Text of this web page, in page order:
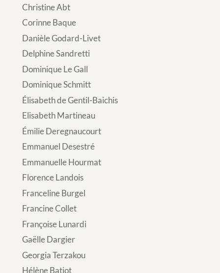
Christine Abt
Corinne Baque
Danièle Godard-Livet
Delphine Sandretti
Dominique Le Gall
Dominique Schmitt
Élisabeth de Gentil-Baichis
Elisabeth Martineau
Émilie Deregnaucourt
Emmanuel Desestré
Emmanuelle Hourmat
Florence Landois
Franceline Burgel
Francine Collet
Françoise Lunardi
Gaëlle Dargier
Georgia Terzakou
Hélène Batiot